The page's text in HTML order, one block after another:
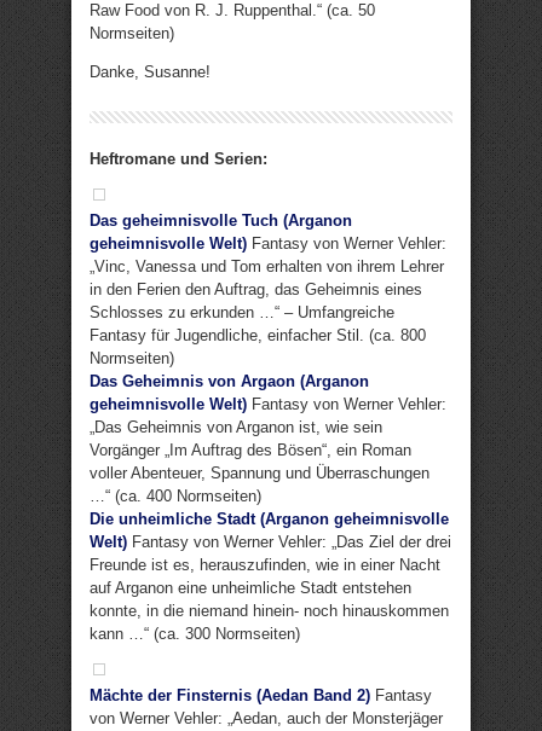
Raw Food von R. J. Ruppenthal.“ (ca. 50
Normseiten)
Danke, Susanne!
Heftromane und Serien:
Das geheimnisvolle Tuch (Arganon
geheimnisvolle Welt) Fantasy von Werner Vehler:
„Vinc, Vanessa und Tom erhalten von ihrem Lehrer
in den Ferien den Auftrag, das Geheimnis eines
Schlosses zu erkunden …“ – Umfangreiche
Fantasy für Jugendliche, einfacher Stil. (ca. 800
Normseiten)
Das Geheimnis von Argaon (Arganon
geheimnisvolle Welt) Fantasy von Werner Vehler:
„Das Geheimnis von Arganon ist, wie sein
Vorgänger „Im Auftrag des Bösen“, ein Roman
voller Abenteuer, Spannung und Überraschungen
…“ (ca. 400 Normseiten)
Die unheimliche Stadt (Arganon geheimnisvolle
Welt) Fantasy von Werner Vehler: „Das Ziel der drei
Freunde ist es, herauszufinden, wie in einer Nacht
auf Arganon eine unheimliche Stadt entstehen
konnte, in die niemand hinein- noch hinauskommen
kann …“ (ca. 300 Normseiten)
Mächte der Finsternis (Aedan Band 2) Fantasy
von Werner Vehler: „Aedan, auch der Monsterjäger